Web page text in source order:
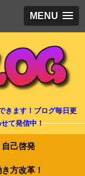
MENU
きます！ブログ毎日更
て発信中！
自己啓発
方改革！